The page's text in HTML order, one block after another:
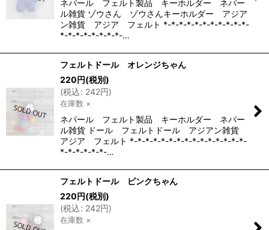
ネパール フェルト製品 キーホルダー ネパー
ル雑貨 ゾウさん ゾウさんキーホルダー アジア
ン雑貨 アジア フェルト *-*-*-*-*-*-*-*-*-*-*-
*-*-*-*-*-*-*-*-…
フェルトドール オレンジちゃん
220円(税別)
(税込: 242円)
在庫数 ×
ネパール フェルト製品 キーホルダー ネパー
ル雑貨 ドール フェルトドール アジアン雑貨
アジア フェルト *-*-*-*-*-*-*-*-*-*-*-*-*-*-*-
*-*-*-*-*-*-…
フェルトドール ピンクちゃん
220円(税別)
(税込: 242円)
在庫数 ×